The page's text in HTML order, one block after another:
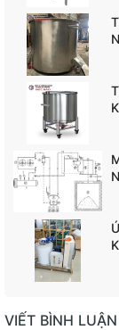
VIẾT BÌNH